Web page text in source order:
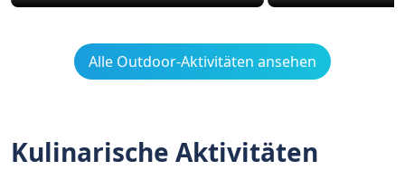
Alle Outdoor-Aktivitäten ansehen
Kulinarische Aktivitäten